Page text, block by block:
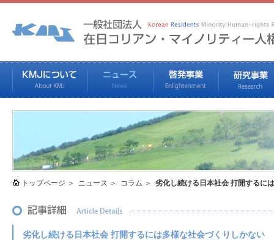
トップページ ニュース コラム 劣化し続ける日本社会 打開するに
劣化し続ける日本社会 打開するには多様な社会づくりしかない